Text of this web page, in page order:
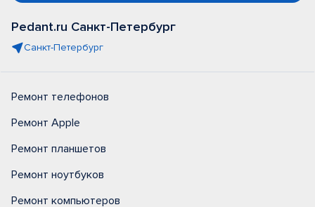
Pedant.ru Санкт-Петербург
Санкт-Петербург
Ремонт телефонов
Ремонт Apple
Ремонт планшетов
Ремонт ноутбуков
Ремонт компьютеров